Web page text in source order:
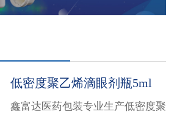
低密度聚乙烯滴眼剂瓶5ml
鑫富达医药包装专业生产低密度聚